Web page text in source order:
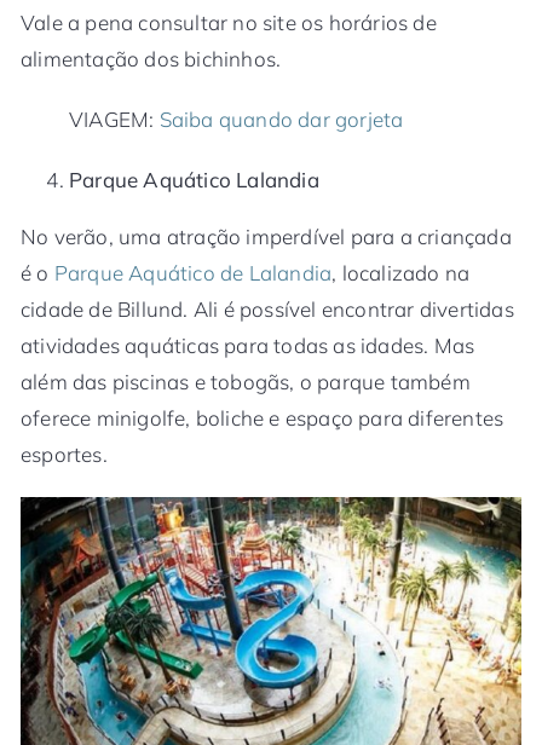
Vale a pena consultar no site os horários de
alimentação dos bichinhos.
VIAGEM: Saiba quando dar gorjeta
Parque Aquático Lalandia
No verão, uma atração imperdível para a criançada
é o Parque Aquático de Lalandia, localizado na
cidade de Billund. Ali é possível encontrar divertidas
atividades aquáticas para todas as idades. Mas
além das piscinas e tobogãs, o parque também
oferece minigolfe, boliche e espaço para diferentes
esportes.